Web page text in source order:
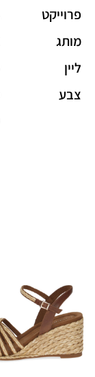
פרוייקט
מותג
ליין
צבע